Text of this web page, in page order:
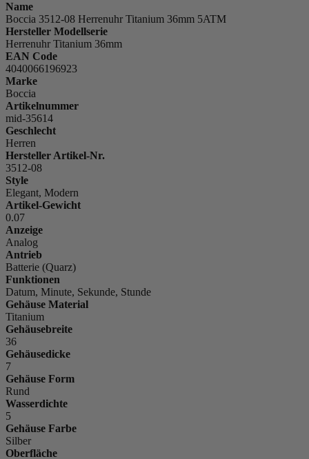
Name
Boccia 3512-08 Herrenuhr Titanium 36mm 5ATM
Hersteller Modellserie
Herrenuhr Titanium 36mm
EAN Code
4040066196923
Marke
Boccia
Artikelnummer
mid-35614
Geschlecht
Herren
Hersteller Artikel-Nr.
3512-08
Style
Elegant, Modern
Artikel-Gewicht
0.07
Anzeige
Analog
Antrieb
Batterie (Quarz)
Funktionen
Datum, Minute, Sekunde, Stunde
Gehäuse Material
Titanium
Gehäusebreite
36
Gehäusedicke
7
Gehäuse Form
Rund
Wasserdichte
5
Gehäuse Farbe
Silber
Oberfläche